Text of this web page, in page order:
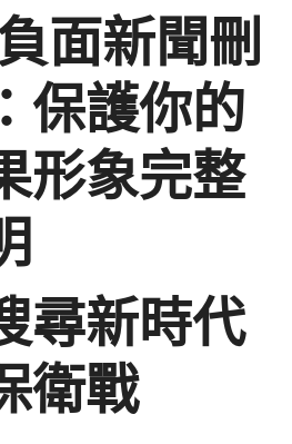
面新聞刪
保護你的
形象完整
尋新時代
衛戰